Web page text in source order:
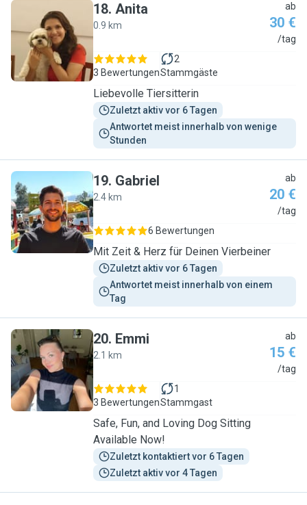
A
18. Anita
0.9 km
ab
30 €
/tag
3 Bewertungen
2
Stammgäste
Liebevolle Tiersitterin
Zuletzt aktiv vor 6 Tagen
Antwortet meist innerhalb von wenige
Stunden
G
19. Gabriel
2.4 km
ab
20 €
/tag
6 Bewertungen
Mit Zeit & Herz für Deinen Vierbeiner
Zuletzt aktiv vor 6 Tagen
Antwortet meist innerhalb von einem
Tag
E
20. Emmi
2.1 km
ab
15 €
/tag
3 Bewertungen
1
Stammgast
Safe, Fun, and Loving Dog Sitting
Available Now!
Zuletzt kontaktiert vor 6 Tagen
Zuletzt aktiv vor 4 Tagen